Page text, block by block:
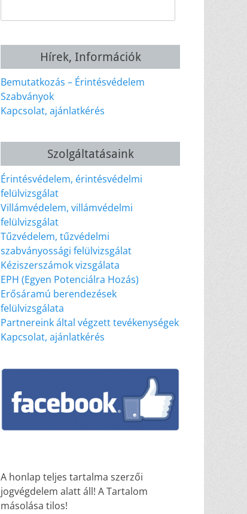
Hírek, Információk
Bemutatkozás – Érintésvédelem
Szabványok
Kapcsolat, ajánlatkérés
Szolgáltatásaink
Érintésvédelem, érintésvédelmi
felülvizsgálat
Villámvédelem, villámvédelmi
felülvizsgálat
Tűzvédelem, tűzvédelmi
szabványossági felülvizsgálat
Kéziszerszámok vizsgálata
EPH (Egyen Potenciálra Hozás)
Erősáramú berendezések
felülvizsgálata
Partnereink által végzett tevékenységek
Kapcsolat, ajánlatkérés
A honlap teljes tartalma szerzői
jogvégdelem alatt áll! A Tartalom
másolása tilos!